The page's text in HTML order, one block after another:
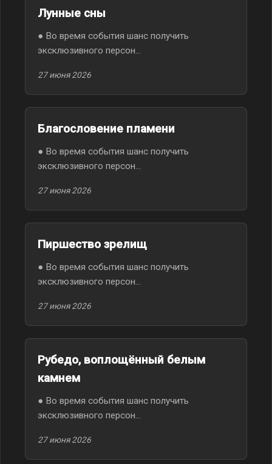
Лунные сны
● Во время события шанс получить
эксклюзивного персон...
27 июня 2026
Благословение пламени
● Во время события шанс получить
эксклюзивного персон...
27 июня 2026
Пиршество зрелищ
● Во время события шанс получить
эксклюзивного персон...
27 июня 2026
Рубедо, воплощённый белым
камнем
● Во время события шанс получить
эксклюзивного персон...
27 июня 2026